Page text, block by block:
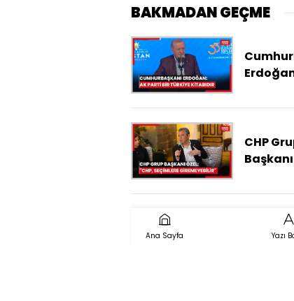
BAKMADAN GEÇME
CHP
Ana Sayfa Yazı